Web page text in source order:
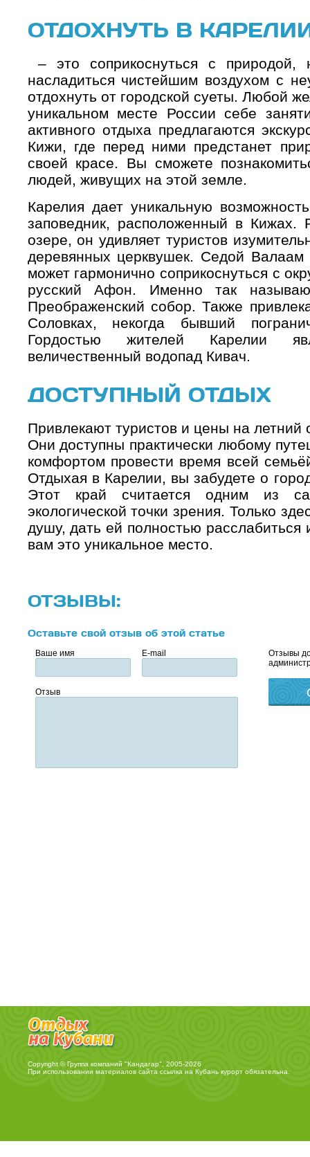
ОТДОХНУТЬ В
– это соприкоснуться с природой,
насладиться чистейшим воздухом с
отдохнуть от городской суеты. Любой
уникальном месте России себе
активного отдыха предлагаются
Кижи, где перед ними предстанет
своей красе. Вы сможете
людей, живущих на этой земле.
Карелия дает уникальную
заповедник, расположенный в Кижах.
озере, он удивляет туристов
деревянных церквушек. Седой Валаам
может гармонично соприкоснуться с
русский Афон. Именно так
Преображенский собор. Также
Соловках, некогда бывший
Гордостью жителей Карелии
величественный водопад Кивач.
ДОСТУПНЫЙ ОТДЫХ
Привлекают туристов и цены на летний
Они доступны практически любому
комфортом провести время всей
Отдыхая в Карелии, вы забудете о
Этот край считается одним из
экологической точки зрения. Только
душу, дать ей полностью расслабиться
вам это уникальное место.
ОТЗЫВЫ:
Оставьте свой отзыв об этой статье
Ваше имя E-mail
Отзыв
Отзывы
Copyright © Группа компаний "Кандагар", 2005-2026
При использовании материалов сайта ссылка на Кубань курортобязательна.